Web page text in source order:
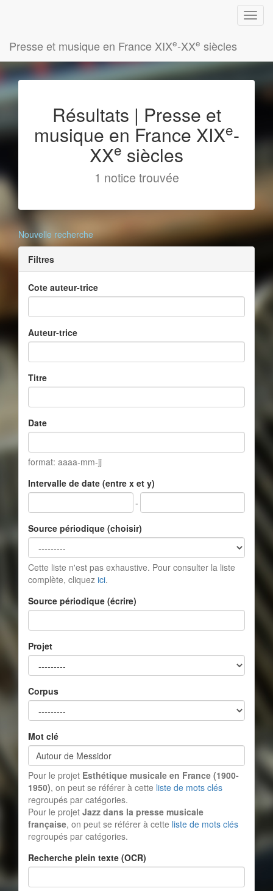
Presse et musique en France XIXe-XXe siècles
Résultats | Presse et
musique en France XIXe-
XXe siècles
1 notice trouvée
Nouvelle recherche
Filtres
Cote auteur-trice
Auteur-trice
Titre
Date
format: aaaa-mm-jj
Intervalle de date (entre x et y)
-
Source périodique (choisir)
Cette liste n'est pas exhaustive. Pour consulter la liste
complète, cliquez ici.
Source périodique (écrire)
Projet
Corpus
Mot clé
Pour le projet Esthétique musicale en France (1900-
1950), on peut se référer à cette liste de mots clés
regroupés par catégories.
Pour le projet Jazz dans la presse musicale
française, on peut se référer à cette liste de mots clés
regroupés par catégories.
Recherche plein texte (OCR)